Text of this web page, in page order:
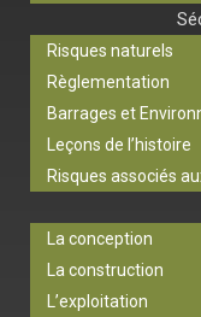
Risques naturels
Règlementation
Barrages et
Leçons de l’histoire
Risques associés
La conception
La construction
L’exploitation